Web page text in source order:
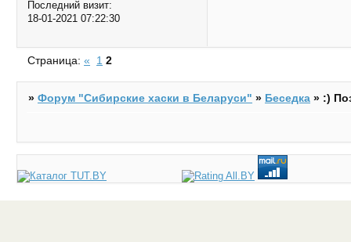
Последний визит:
18-01-2021 07:22:30
Страница:« 1 2
»Форум "Cибирские хаски в Беларуси" » Беседка » :)